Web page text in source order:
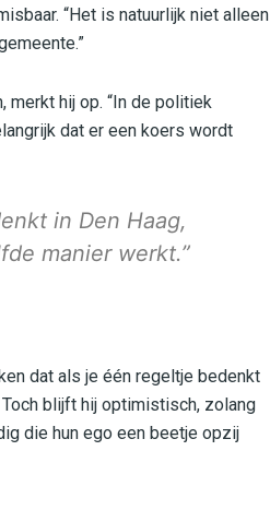
“Het is natuurlijk niet alleen
merkt hij op. “In de politiek
dat er een koers wordt
in Den Haag,
manier werkt.”
dat als je één regeltje bedenkt
blijft hij optimistisch, zolang
die hun ego een beetje opzij